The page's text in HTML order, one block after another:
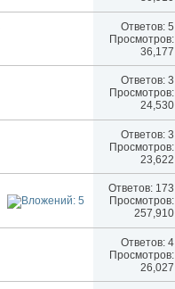
Ответов:5
Просмотров:
36,177
Ответов:3
Просмотров:
24,530
Ответов:3
Просмотров:
23,622
Ответов: 173
Просмотров:
257,910
Ответов:4
Просмотров:
26,027